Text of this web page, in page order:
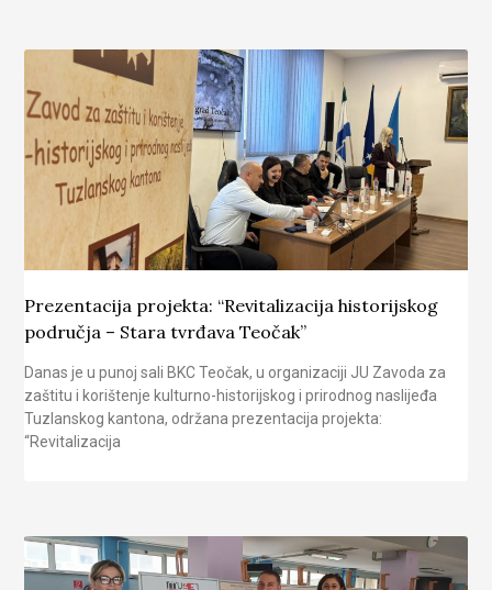
Prezentacija projekta: “Revitalizacija historijskog
područja – Stara tvrđava Teočak”
Danas je u punoj sali BKC Teočak, u organizaciji JU Zavoda za
zaštitu i korištenje kulturno-historijskog i prirodnog naslijeđa
Tuzlanskog kantona, održana prezentacija projekta:
“Revitalizacija